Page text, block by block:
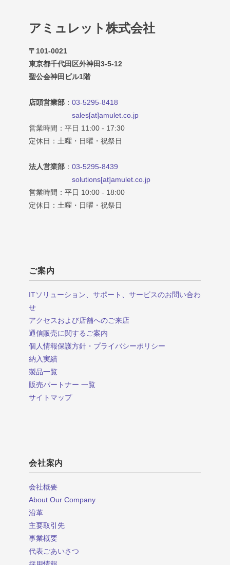
アミュレット株式会社
〒101-0021
東京都千代田区外神田3-5-12
聖公会神田ビル1階
店頭営業部 ： 03-5295-8418
sales[at]amulet.co.jp
営業時間：平日 11:00 - 17:30
定休日：土曜・日曜・祝祭日
法人営業部 ： 03-5295-8439
solutions[at]amulet.co.jp
営業時間：平日 10:00 - 18:00
定休日：土曜・日曜・祝祭日
ご案内
ITソリューション、サポート、サービスのお問い合わ
せ
アクセスおよび店舗へのご来店
通信販売に関するご案内
個人情報保護方針・プライバシーポリシー
納入実績
製品一覧
販売パートナー 一覧
サイトマップ
会社案内
会社概要
About Our Company
沿革
主要取引先
事業概要
代表ごあいさつ